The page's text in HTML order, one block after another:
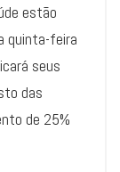
estão
quinta-feira
seus
das
de 25%